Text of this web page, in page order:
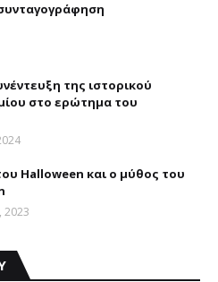
της ιστορικού
στο ερώτημα του
Halloween και ο μύθος του
2023